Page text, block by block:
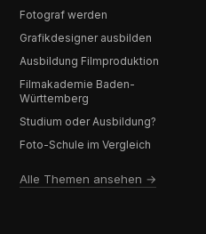
Fotograf werden
Grafikdesigner ausbilden
Ausbildung Filmproduktion
Filmakademie Baden-
Württemberg
Studium oder Ausbildung?
Foto-Schule im Vergleich
Alle Themen ansehen →